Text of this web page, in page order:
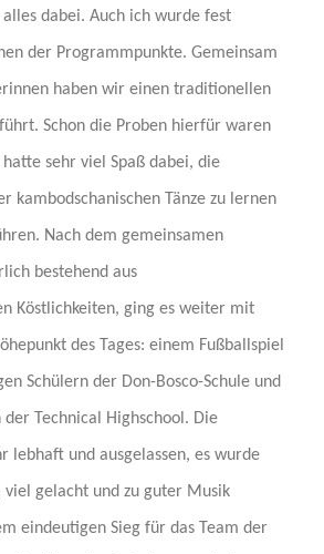
dabei. Auch ich wurde fest
der Programmpunkte. Gemeinsam
haben wir einen traditionellen
Schon die Proben hierfür waren
sehr viel Spaß dabei, die
kambodschanischen Tänze zu lernen
Nach dem gemeinsamen
bestehend aus
Köstlichkeiten, ging es weiter mit
des Tages: einem Fußballspiel
Schülern der Don-Bosco-Schule und
Technical Highschool. Die
lebhaft und ausgelassen, es wurde
gelacht und zu guter Musik
eindeutigen Sieg für das Team der